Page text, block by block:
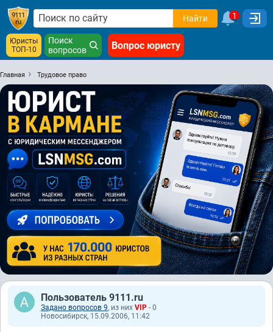
Найти 1
Юристы
ТОП-10
Поиск
вопросов
Вопрос юристу
Главная Трудовое право
Пользователь 9111.ru
Задано вопросов 9, из них VIP - 0
Новосибирск, 15.09.2006, 11:42